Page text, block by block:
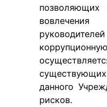
позволяющих
данного
рисков.